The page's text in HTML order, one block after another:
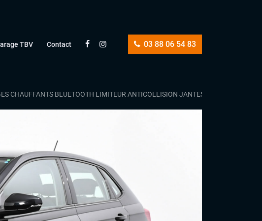
03 88 06 54 83
TBV Contact
CHAUFFANTS BLUETOOTH LIMITEUR ANTICOLLISION JANTES 15″